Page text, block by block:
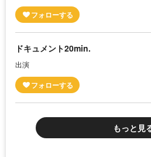
ドキュメント20min.
出演
もっと見